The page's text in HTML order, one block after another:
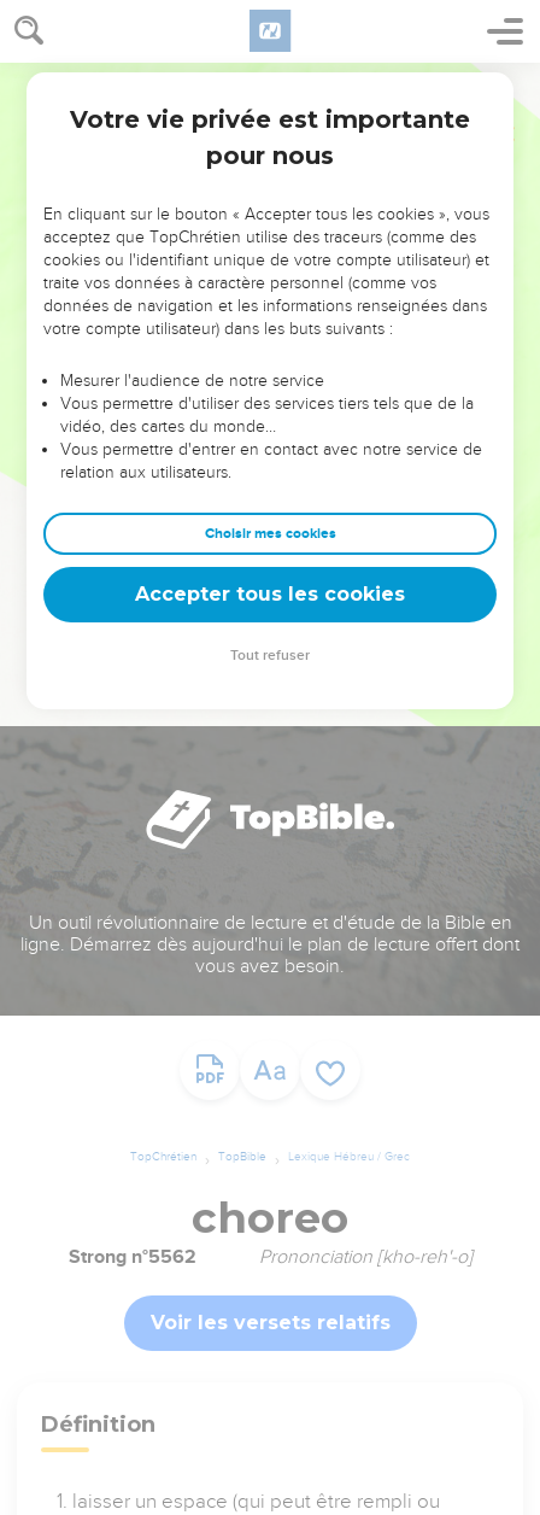
NE MANQUEZ PAS L’ÉVÉNEMENT
DE L’ANNÉE !
ET SI LEURS ERREURS POUVAIENT VOUS ÉVITER LES
VOTRES ?
leur foi ou leur vision. Mais on voit moins les doutes, les erreurs
et les saisons difficiles qu'ils ont traversés, alors même que ce
sont elles qui les ont façonnés.
Dans cette conférence, leaders, entrepreneurs, et responsables
clés pour avancer avec plus de sagesse afin que leurs erreurs
deviennent vos tremplins. Que vous guidiez un ministère, une
équipe, un groupe ou une famille, leur expérience est faite
Un outil révolutionnaire de lecture et d'étude de la Bible en
ligne. Démarrez dès aujourd'hui le plan de lecture offert dont
vous avez besoin.
TopChrétien TopBible Lexique Hébreu / Grec
choreo
Strong n°5562 Prononciation [kho-reh'-o]
Voir les versets relatifs
Définition
laisser un espace (qui peut être rempli ou
Votre vie privée est importante
pour nous
En cliquant sur le bouton « Accepter tous les cookies », vous
acceptez que TopChrétien utilise des traceurs (comme des
cookies ou l'identifiant unique de votre compte utilisateur) et
traite vos données à caractère personnel (comme vos
données de navigation et les informations renseignées dans
votre compte utilisateur) dans les buts suivants :
Mesurer l'audience de notre service
Vous permettre d'utiliser des services tiers tels que de la
vidéo, des cartes du monde…
Vous permettre d'entrer en contact avec notre service de
relation aux utilisateurs.
Choisir mes cookies
Accepter tous les cookies
Tout refuser